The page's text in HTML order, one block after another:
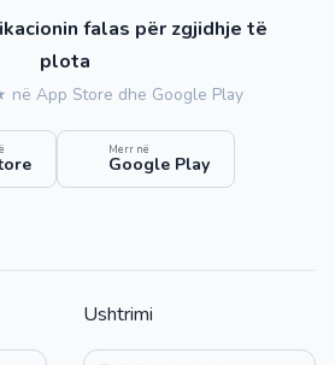
falas për zgjidhje të
plota
në App Store dhe Google Play
Merr në
Google Play
Ushtrimi